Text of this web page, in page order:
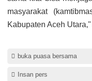
masyarakat
Kabupaten Aceh
buka puasa bersama
Insan pers